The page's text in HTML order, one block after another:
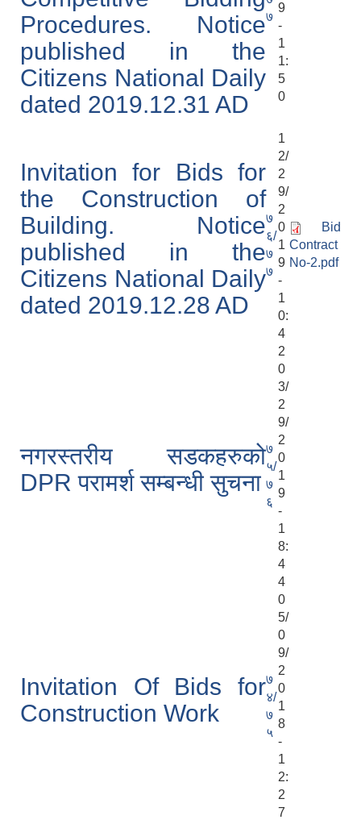
Procedures. Notice
published in the
Citizens National Daily
dated 2019.12.31 AD
७
9
-
1
1:
5
0
Invitation for Bids for
the Construction of
Building. Notice
published in the
Citizens National Daily
dated 2019.12.28 AD
७
६/
७
७
1
2/
2
9/
2
0
1
9
-
1
0:
4
2
Bid
Contract
No-2.pdf
नगरस्तरीय सडकहरुको
DPR परामर्श सम्बन्धी सुचना
७
५/
७
६
0
3/
2
9/
2
0
1
9
-
1
8:
4
4
Invitation Of Bids for
Construction Work
७
४/
७
५
0
5/
0
9/
2
0
1
8
-
1
2:
2
7